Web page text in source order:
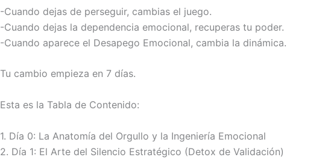
-Cuando dejas de perseguir, cambias el juego.
-Cuando dejas la dependencia emocional, recuperas tu poder.
-Cuando aparece el Desapego Emocional, cambia la dinámica.
Tu cambio empieza en 7 días.
Esta es la Tabla de Contenido:
1. Día 0: La Anatomía del Orgullo y la Ingeniería Emocional
2. Día 1: El Arte del Silencio Estratégico (Detox de Validación)